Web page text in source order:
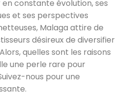
constante évolution, ses
et ses perspectives
Malaga attire de
désireux de diversifier
quelles sont les raisons
une perle rare pour
nous pour une